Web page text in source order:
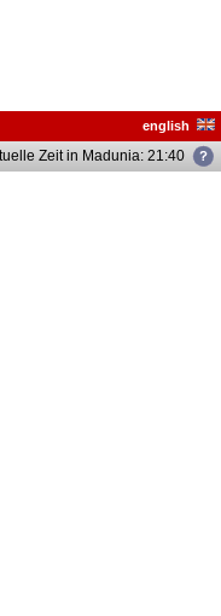
english
Zeit in Madunia: 21:45